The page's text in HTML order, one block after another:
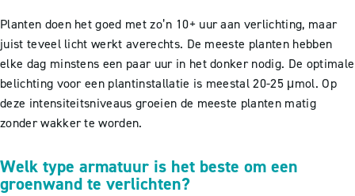
Planten doen het goed met zo’n 10+ uur aan verlichting, maar
juist teveel licht werkt averechts. De meeste planten hebben
elke dag minstens een paar uur in het donker nodig. De optimale
belichting voor een plantinstallatie is meestal 20-25 μmol. Op
deze intensiteitsniveaus groeien de meeste planten matig
zonder wakker te worden.
Welk type armatuur is het beste om een
groenwand te verlichten?